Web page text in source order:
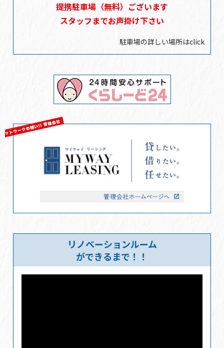
提携駐車場 （無料） ございます
スタッフまでお声掛け下さい
駐車場の詳しい場所はclick
リノベーションルーム
ができるまで！！